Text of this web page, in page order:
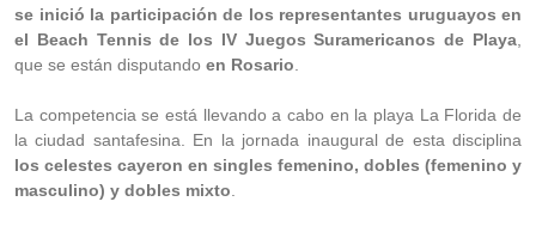
se inició la participación de los representantes uruguayos en
el Beach Tennis de los IV Juegos Suramericanos de Playa
que se están disputando en Rosario
La competencia se está llevando a cabo en la playa La Florida de
la ciudad santafesina. En la jornada inaugural de esta disciplina
los celestes cayeron en singles femenino, dobles (femenino y
masculino) y dobles mixto